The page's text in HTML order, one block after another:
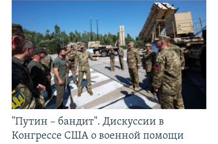
"Путин – бандит". Дискуссии в
Конгрессе США о военной помощи